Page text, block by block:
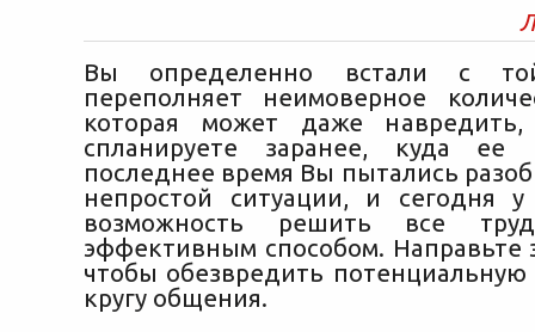
Вы определенно встали с
переполняет неимоверное
которая может даже
спланируете заранее, куда ее
последнее время Вы пытались
непростой ситуации, и сегодня у
возможность решить все
эффективным способом. Направьте
чтобы обезвредить
кругу общения.